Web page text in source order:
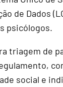
de Dados
psicólogos.
triagem de
social e